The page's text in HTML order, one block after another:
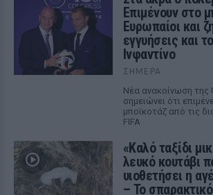
Επιμένουν στο
Ευρωπαίοι και
εγγυήσεις και
Ινφαντίνο
ΣΉΜΕΡΑ
Νέα ανακοίνωση της
σημειώνει ότι
μποϊκοτάζ από τις
FIFA
«Καλό ταξίδι
λευκό κουτάβι
υιοθετήσει η
– Το